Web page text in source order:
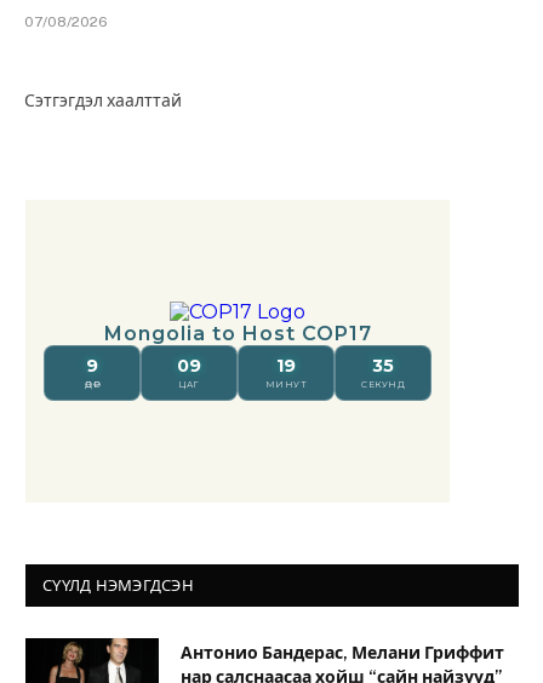
07/08/2026
Сэтгэгдэл хаалттай
СҮҮЛД НЭМЭГДСЭН
Антонио Бандерас, Мелани Гриффит
нар салснаасаа хойш “сайн найзууд”